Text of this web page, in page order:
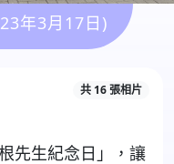
年3月17日)
共 16 張相片
先生紀念日」，讓